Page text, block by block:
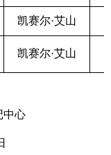
凯赛尔·艾山
凯赛尔·艾山
中心